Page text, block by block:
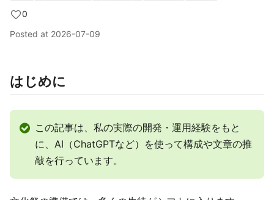
0
Posted at 2026-07-09
はじめに
この記事は、私の実際の開発・運用経験をもと
に、AI（ChatGPTなど）を使って構成や文章の推
敲を行っています。